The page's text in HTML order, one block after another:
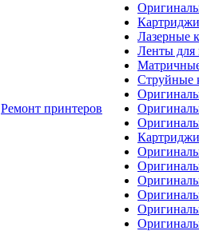
Ремонт принтеров
Лазерные
Ленты для
Струйные